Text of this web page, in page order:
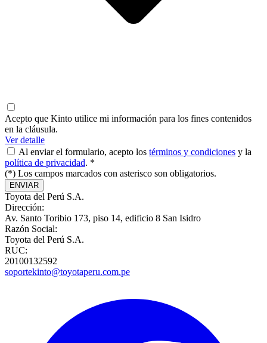
Acepto que Kinto utilice mi información para los fines contenidos
en la cláusula.
Ver detalle
Al enviar el formulario, acepto los términos y condiciones y la
política de privacidad. *
(*) Los campos marcados con asterisco son obligatorios.
ENVIAR
Toyota del Perú S.A.
Dirección:
Av. Santo Toribio 173, piso 14, edificio 8 San Isidro
Razón Social:
Toyota del Perú S.A.
RUC:
20100132592
soportekinto@toyotaperu.com.pe